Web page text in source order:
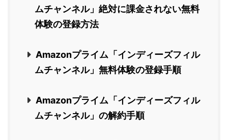
ムチャンネル」絶対に課金されない無料
体験の登録方法
Amazonプライム「インディーズフィル
ムチャンネル」無料体験の登録手順
Amazonプライム「インディーズフィル
ムチャンネル」の解約手順